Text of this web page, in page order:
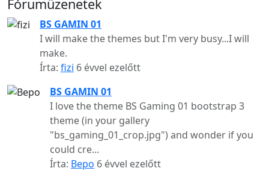
Fórumüzenetek
BS GAMIN 01
I will make the themes but I'm very busy...I will
make.
Írta: fizi 6 évvel ezelőtt
BS GAMIN 01
I love the theme BS Gaming 01 bootstrap 3
theme (in your gallery
"bs_gaming_01_crop.jpg") and wonder if you
could cre...
Írta: Bepo 6 évvel ezelőtt